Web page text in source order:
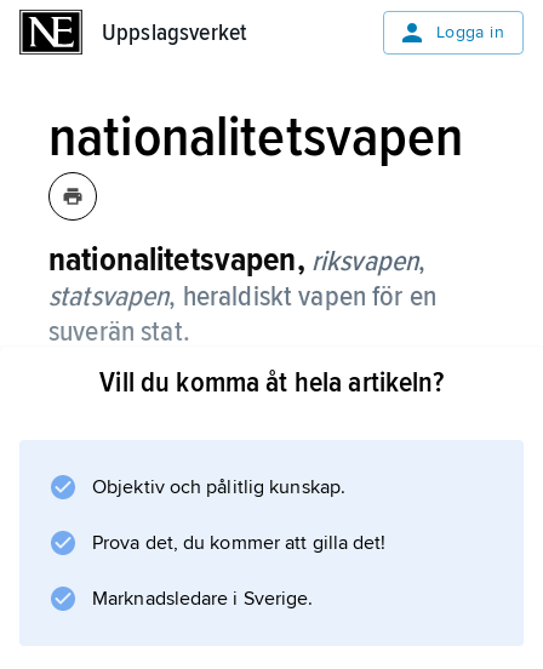
Uppslagsverket Logga in
nationalitetsvapen
nationalitetsvapen, riksvapen,
statsvapen, heraldiskt vapen för en
suverän stat.
Nationalitetsvapen började komma i bruk
bestämd skiljelinje mellan en regents
bilddokumenterade vittnesbörd om
nationalitetsvapen, även om de då inte
kallades så, finns i den franska så kallade
Vill du komma åt hela artikeln?
Objektiv och pålitlig kunskap.
Prova det, du kommer att gilla det!
Marknadsledare i Sverige.